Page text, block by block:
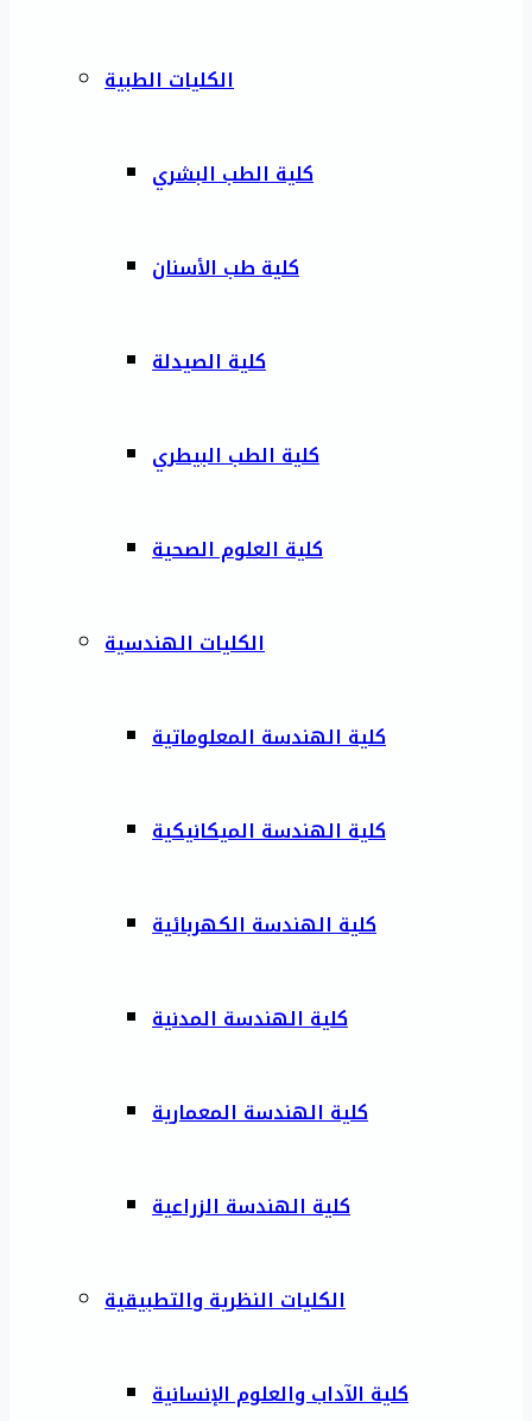
الكليات الطبية
كلية الطب البشري
كلية طب الأسنان
كلية الصيدلة
كلية الطب البيطري
كلية العلوم الصحية
الكليات الهندسية
كلية الهندسة المعلوماتية
كلية الهندسة الميكانيكية
كلية الهندسة الكهربائية
كلية الهندسة المدنية
كلية الهندسة المعمارية
كلية الهندسة الزراعية
الكليات النظرية والتطبيقية
كلية الآداب والعلوم الإنسانية